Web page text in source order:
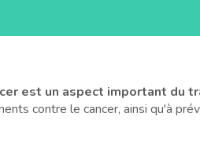
est un aspect important du
contre le cancer, ainsi qu'à